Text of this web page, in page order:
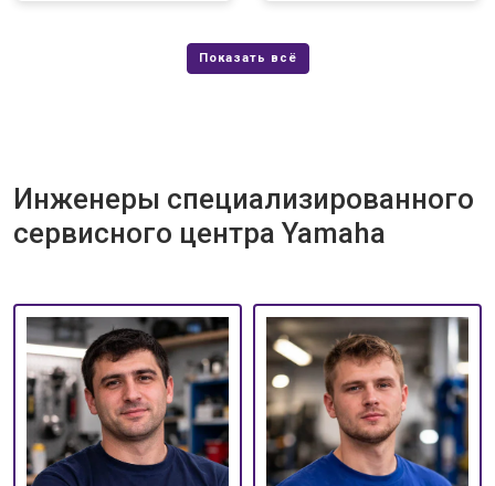
Инженеры специализированного
сервисного центра Yamaha